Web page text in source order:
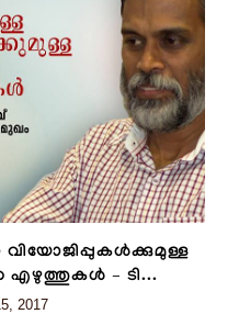
– ടി...
2017